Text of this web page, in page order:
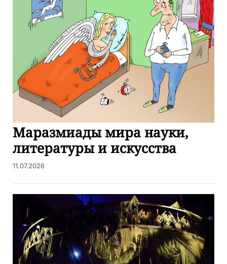
Маразмиады мира науки,
литературы и искусства
11.07.2026